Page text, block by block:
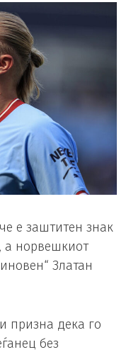
е заштитен знак
а норвешкиот
Златан
призна дека го
без